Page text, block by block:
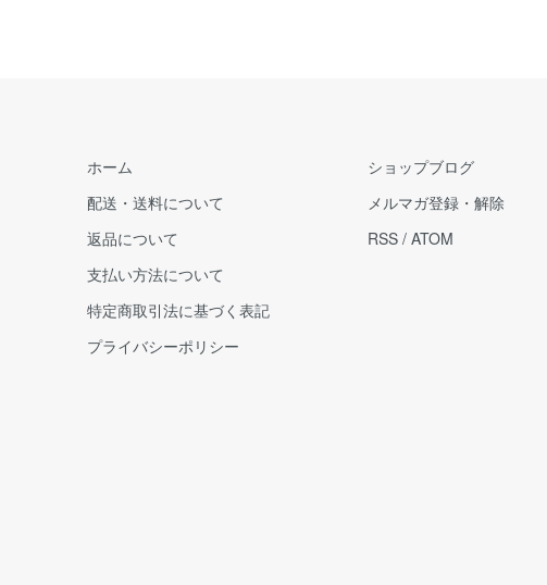
ホーム
配送・送料について
返品について
支払い方法について
特定商取引法に基づく表記
プライバシーポリシー
ショップブログ
メルマガ登録・解除
RSS / ATOM